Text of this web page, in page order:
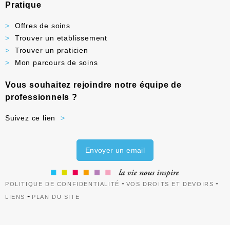
Pratique
Offres de soins
Trouver un etablissement
Trouver un praticien
Mon parcours de soins
Vous souhaitez rejoindre notre équipe de
professionnels ?
Suivez ce lien
Envoyer un email
POLITIQUE DE CONFIDENTIALITÉ - VOS DROITS ET DEVOIRS -
LIENS - PLAN DU SITE